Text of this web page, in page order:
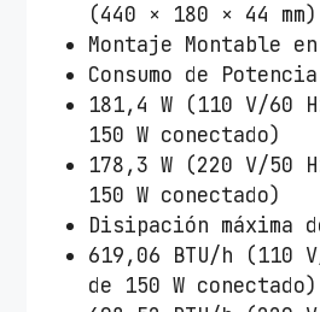
(440 × 180 × 44 mm)
Montaje Montable
Consumo de
181,4 W (110 V/60
150 W conectado)
178,3 W (220 V/50
150 W conectado)
Disipación máxima
619,06 BTU/h (110
de 150 W conectado)